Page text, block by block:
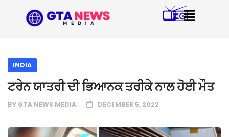
INDIA
ਟਰੇਨ ਯਾਤਰੀ ਦੀ ਭਿਆਨਕ ਤਰੀਕੇ ਨਾਲ ਹੋਈ ਮੌਤ
BY GTA NEWS MEDIA DECEMBER 5, 2022